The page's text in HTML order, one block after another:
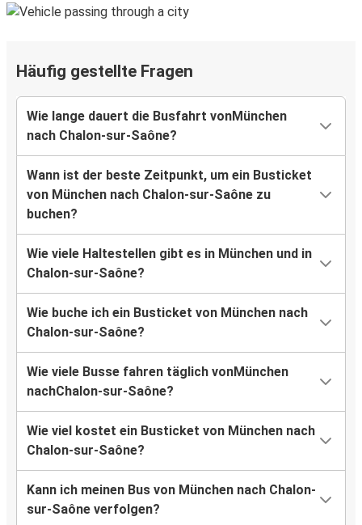
Häufig gestellte Fragen
Wie lange dauert die Busfahrt vonMünchen
nach Chalon-sur-Saône?
Wann ist der beste Zeitpunkt, um ein Busticket
von München nach Chalon-sur-Saône zu
buchen?
Wie viele Haltestellen gibt es in München und in
Chalon-sur-Saône?
Wie buche ich ein Busticket von München nach
Chalon-sur-Saône?
Wie viele Busse fahren täglich vonMünchen
nachChalon-sur-Saône?
Wie viel kostet ein Busticket von München nach
Chalon-sur-Saône?
Kann ich meinen Bus von München nach Chalon-
sur-Saône verfolgen?